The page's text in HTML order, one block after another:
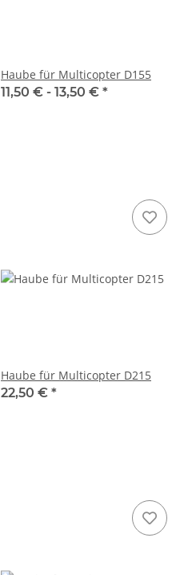
Haube für Multicopter D155
11,50 € - 13,50 € *
Haube für Multicopter D215
22,50 € *